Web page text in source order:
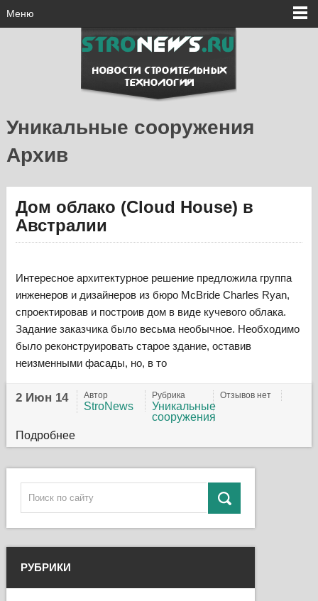
Меню
Уникальные сооружения
Архив
Дом облако (Cloud House) в
Австралии
Интересное архитектурное решение предложила группа
инженеров и дизайнеров из бюро McBride Charles Ryan,
спроектировав и построив дом в виде кучевого облака.
Задание заказчика было весьма необычное. Необходимо
было реконструировать старое здание, оставив
неизменными фасады, но, в то
2 Июн 14 Автор
StroNews
Рубрика
Уникальные
сооружения
Отзывов нет
Подробнее
РУБРИКИ